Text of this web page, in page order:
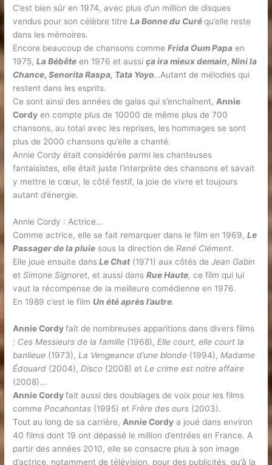
C’est bien sûr en 1974, avec plus d’un million de disques
vendus pour son célèbre titreLa Bonne du Curéqu’elle reste
dans les mémoires.
Encore beaucoup de chansons commeFrida Oum Papa en
1975,La Bébête en 1976 et aussiça ira mieux demain,Nini la
Chance,Senorita Raspa, Tata Yoyo…Autant de mélodies qui
restent dans les esprits.
Ce sont ainsi des années de galas qui s’enchaînent, Annie
Cordy en compte plus de 10000 de même plus de 700
chansons, au total avec les reprises, les hommages se sont
plus de 2000 chansons qu’elle a chanté.
Annie Cordy était considérée parmi les chanteuses
fantaisistes, elle était juste l’interprète des chansons et savait
y mettre le cœur, le côté festif, la joie de vivre et toujours
autant d’énergie.
Annie Cordy : Actrice…
Comme actrice, elle se fait remarquer dans le film en 1969,Le
Passager de la pluie sous la direction de René Clément.
Elle joue ensuite dansLe Chat(1971) aux côtés deJean Gabin
etSimone Signoret, et aussi dansRue Haute,ce film qui lui
vaut la récompense de la meilleure comédienne en 1976.
En 1989 c’est le film Un été après l’autre.
Annie Cordyfait de nombreuses apparitions dans divers films
: Ces Messieurs de la famille (1968), Elle court, elle court la
banlieue (1973), La Vengeance d’une blonde (1994), Madame
Édouard (2004), Disco (2008) et Le crime est notre affaire
(2008)…
Annie Cordyfait aussi des doublages de voix pour les films
comme Pocahontas (1995) et Frère des ours (2003).
Tout au long de sa carrière, Annie Cordy a joué dans environ
40 films dont 19 ont dépassé le million d’entrées en France. A
partir des années 2010, elle se consacre plus à son image
d’actrice, notamment de télévision, pour des publicités, qu’à la